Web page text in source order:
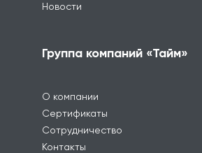
Новости
Группа компаний «Тайм»
О компании
Сертификаты
Сотрудничество
Контакты